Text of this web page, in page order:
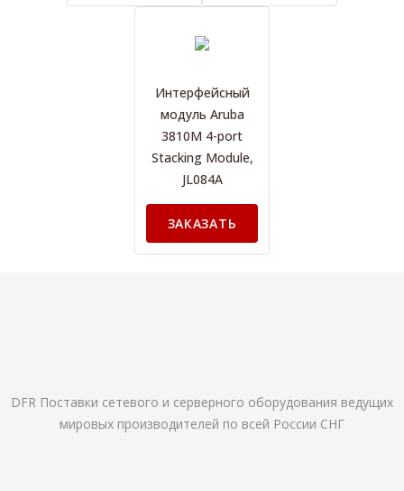
Интерфейсный
модуль Aruba
3810M 4-port
Stacking Module,
JL084A
ЗАКАЗАТЬ
DFR Поставки сетевого и серверного оборудования ведущих
мировых производителей по всей России СНГ